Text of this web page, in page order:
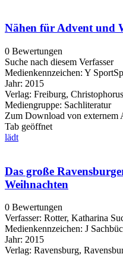
Nähen für Advent und
0 Bewertungen
Suche nach diesem Verfasser
Medienkennzeichen: Y
Jahr: 2015
Verlag: Freiburg, Christophorus
Mediengruppe: Sachliteratur
Zum Download von externem
Tab geöffnet
lädt
Das große
Weihnachten
0 Bewertungen
Verfasser: Rotter, Katharina
Medienkennzeichen: J
Jahr: 2015
Verlag: Ravensburg,